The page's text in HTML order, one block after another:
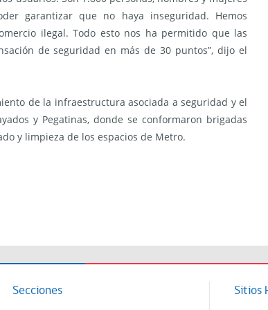
garantizar que no haya inseguridad. Hemos
ilegal. Todo esto nos ha permitido que las
de seguridad en más de 30 puntos”, dijo el
de la infraestructura asociada a seguridad y el
y Pegatinas, donde se conformaron brigadas
y limpieza de los espacios de Metro.
Secciones Sitios